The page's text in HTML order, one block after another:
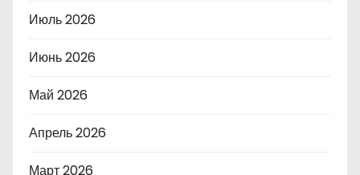
Июль 2026
Июнь 2026
Май 2026
Апрель 2026
Март 2026